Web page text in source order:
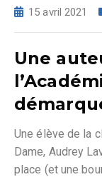
15 avril 2021
Une
Une élève de la
Dame, Audrey
place (et une